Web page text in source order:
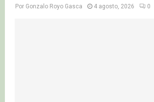
Por Gonzalo Royo Gasca 4 agosto, 2026 0